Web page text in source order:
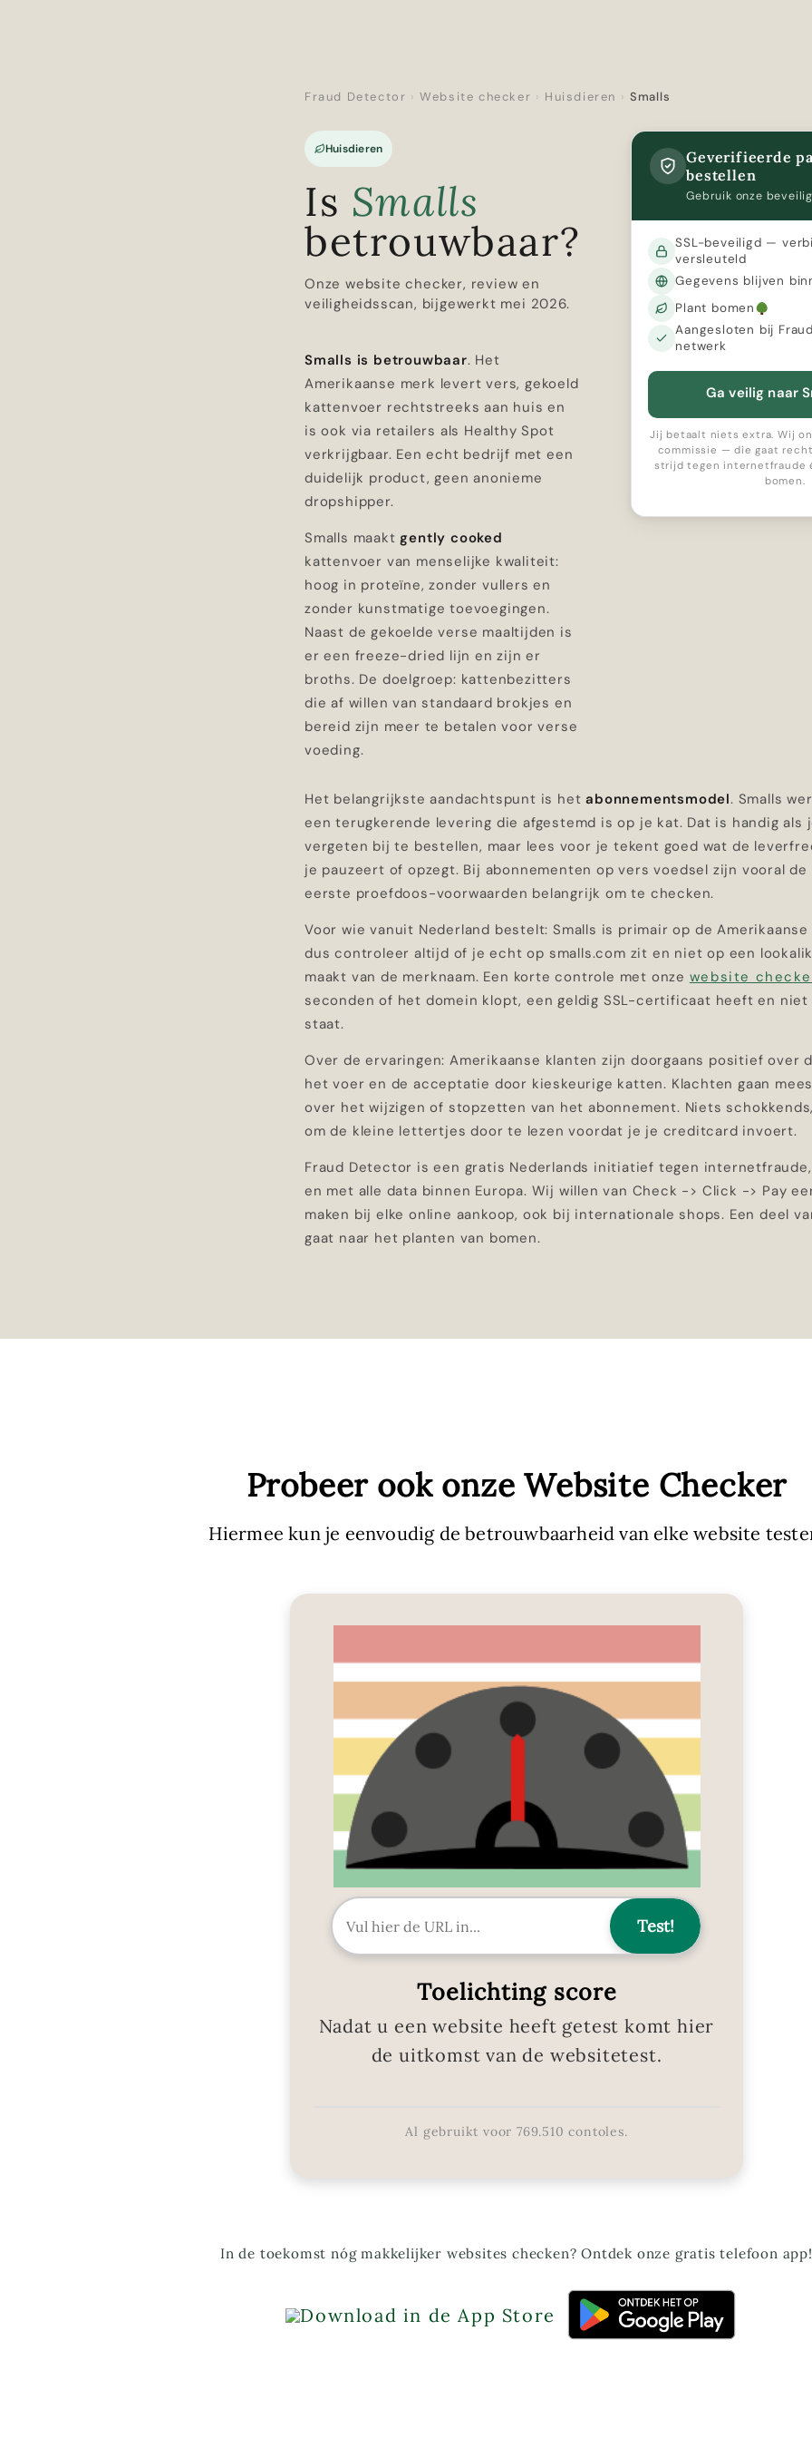
Fraud Detector › Website checker › Huisdieren › Smalls
Huisdieren
Is Smalls
betrouwbaar?
Onze website checker, review en
veiligheidsscan, bijgewerkt mei 2026.
Geverifieerde
bestellen
Gebruik onze
SSL-beveiligd —
versleuteld
Gegevens blijven
Plant bomen
Aangesloten bij
netwerk
Ga veilig naar
Jij betaalt niets extra. Wij
commissie — die gaat
strijd tegen internetfraude
bomen.
Smalls is betrouwbaar. Het
Amerikaanse merk levert vers, gekoeld
kattenvoer rechtstreeks aan huis en
is ook via retailers als Healthy Spot
verkrijgbaar. Een echt bedrijf met een
duidelijk product, geen anonieme
dropshipper.
Smalls maaktgently cooked
kattenvoer van menselijke kwaliteit:
hoog in proteïne, zonder vullers en
zonder kunstmatige toevoegingen.
Naast de gekoelde verse maaltijden is
er een freeze-dried lijn en zijn er
broths. De doelgroep: kattenbezitters
die af willen van standaard brokjes en
bereid zijn meer te betalen voor verse
voeding.
Het belangrijkste aandachtspunt is hetabonnementsmodel. Smalls
een terugkerende levering die afgestemd is op je kat. Dat is handig als
vergeten bij te bestellen, maar lees voor je tekent goed wat de
je pauzeert of opzegt. Bij abonnementen op vers voedsel zijn vooral
eerste proefdoos-voorwaarden belangrijk om te checken.
Voor wie vanuit Nederland bestelt: Smalls is primair op de
dus controleer altijd of je echt op smalls.com zit en niet op een
maakt van de merknaam. Een korte controle met onze website
seconden of het domein klopt, een geldig SSL-certificaat heeft en
staat.
Over de ervaringen: Amerikaanse klanten zijn doorgaans positief over
het voer en de acceptatie door kieskeurige katten. Klachten gaan
over het wijzigen of stopzetten van het abonnement. Niets
om de kleine lettertjes door te lezen voordat je je creditcard invoert.
Fraud Detector is een gratis Nederlands initiatief tegen
en met alle data binnen Europa. Wij willen van Check -> Click -> Pay
maken bij elke online aankoop, ook bij internationale shops. Een deel
gaat naar het planten van bomen.
Probeer ook onze Website Checker
Hiermee kun je eenvoudig de betrouwbaarheid van elke website
Toelichting score
Nadat u een website heeft getest komt hier
de uitkomst van de websitetest.
Al gebruikt voor 769.510 contoles.
In de toekomst nóg makkelijker websites checken? Ontdek onze gratis telefoon app!